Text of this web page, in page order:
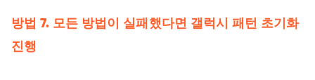
방법 7. 모든 방법이 실패했다면 갤럭시 패턴 초기화
진행